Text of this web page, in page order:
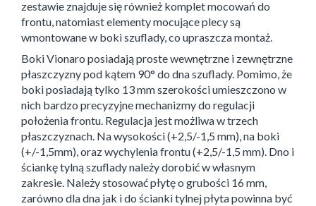
zestawie znajduje się również komplet mocowań do
frontu, natomiast elementy mocujące plecy są
wmontowane w boki szuflady, co upraszcza montaż.
Boki Vionaro posiadają proste wewnętrzne i zewnętrzne
płaszczyzny pod kątem 90° do dna szuflady. Pomimo, że
boki posiadają tylko 13 mm szerokości umieszczono w
nich bardzo precyzyjne mechanizmy do regulacji
położenia frontu. Regulacja jest możliwa w trzech
płaszczyznach. Na wysokości (+2,5/-1,5 mm), na boki
(+/-1,5mm), oraz wychylenia frontu (+2,5/-1,5 mm). Dno i
ściankę tylną szuflady należy dorobić w własnym
zakresie. Należy stosować płytę o grubości 16 mm,
zarówno dla dna jak i do ścianki tylnej płyta powinna być